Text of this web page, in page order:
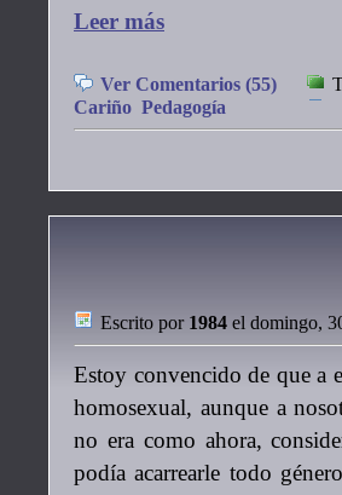
Leer más
Ver Comentarios (55)
Cariño Pedagogía
Escrito por 1984 el domingo,
Estoy convencido de que a
homosexual, aunque a
no era como ahora,
podía acarrearle todo